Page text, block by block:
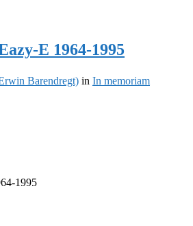
E 1964-1995
Barendregt) in In memoriam
1995